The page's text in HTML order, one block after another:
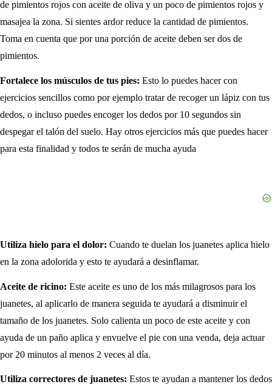
de pimientos rojos con aceite de oliva y un poco de pimientos rojos y
masajea la zona. Si sientes ardor reduce la cantidad de pimientos.
Toma en cuenta que por una porción de aceite deben ser dos de
pimientos.
Fortalece los músculos de tus pies: Esto lo puedes hacer con
ejercicios sencillos como por ejemplo tratar de recoger un lápiz con tus
dedos, o incluso puedes encoger los dedos por 10 segundos sin
despegar el talón del suelo. Hay otros ejercicios más que puedes hacer
para esta finalidad y todos te serán de mucha ayuda
Utiliza hielo para el dolor: Cuando te duelan los juanetes aplica hielo
en la zona adolorida y esto te ayudará a desinflamar.
Aceite de ricino: Este aceite es uno de los más milagrosos para los
juanetes, al aplicarlo de manera seguida te ayudará a disminuir el
tamaño de los juanetes. Solo calienta un poco de este aceite y con
ayuda de un paño aplica y envuelve el pie con una venda, deja actuar
por 20 minutos al menos 2 veces al día.
Utiliza correctores de juanetes: Estos te ayudan a mantener los dedos